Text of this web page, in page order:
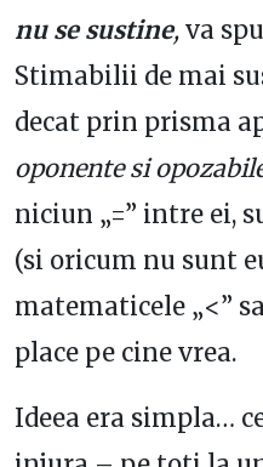
nu se sustine, va
Stimabilii de mai
decat prin prisma
oponente si
niciun „=” intre ei,
(si oricum nu sunt
matematicele „<”
place pe cine vrea.
Ideea era simpla…